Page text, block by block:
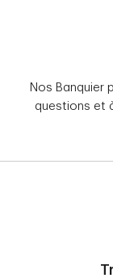
Nos Banquier
questions et